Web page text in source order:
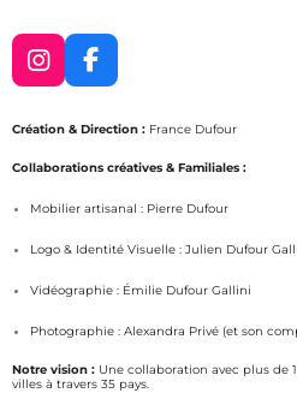
I
n
s
a
r
m
F
a
c
b
o
Création & Direction : France Dufour
Collaborations créatives & Familiales :
Mobilier artisanal : Pierre Dufour
Logo & Identité Visuelle : Julien Dufour
Vidéographie : Émilie Dufour Gallini
Photographie : Alexandra Privé (et son
Notre vision : Une collaboration avec plus de
villes à travers 35 pays.